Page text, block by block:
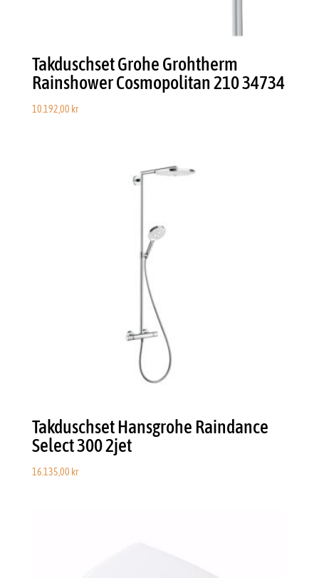
Takduschset Grohe Grohtherm
Rainshower Cosmopolitan 210 34734
10.192,00 kr
Takduschset Hansgrohe Raindance
Select 300 2jet
16.135,00 kr